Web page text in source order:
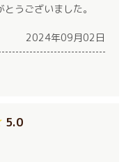
うございました。
2024年09月02日
5.0